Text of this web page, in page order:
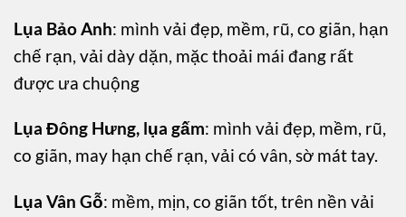
Lụa Bảo Anh: mình vải đẹp, mềm, rũ, co giãn, hạn
chế rạn, vải dày dặn, mặc thoải mái đang rất
được ưa chuộng
Lụa Đông Hưng, lụa gấm: mình vải đẹp, mềm, rũ,
co giãn, may hạn chế rạn, vải có vân, sờ mát tay.
Lụa Vân Gỗ: mềm, mịn, co giãn tốt, trên nền vải